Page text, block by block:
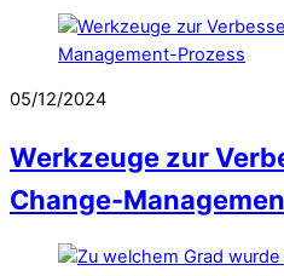
05/12/2024
Werkzeuge zur
Change-